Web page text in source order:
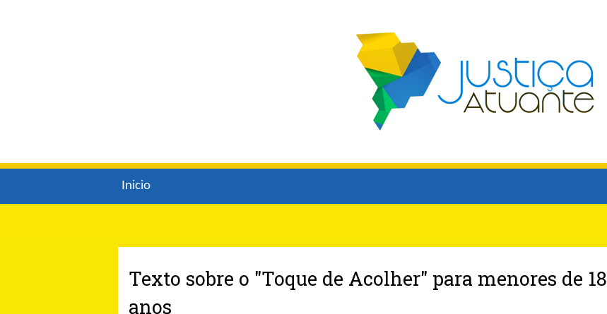
Inicio
Texto sobre o "Toque de Acolher" para menores de 18
anos